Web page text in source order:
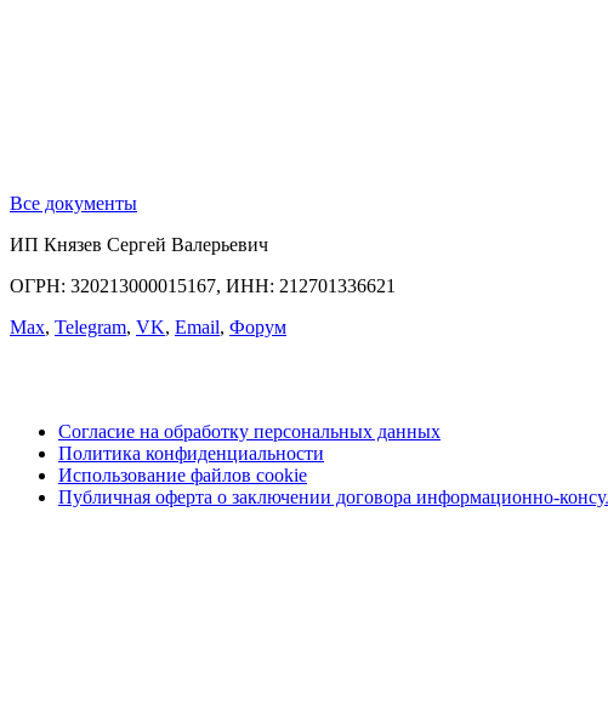
Все документы
ИП Князев Сергей Валерьевич
ОГРН: 320213000015167, ИНН: 212701336621
Max, Telegram, VK, Email, Форум
Согласие на обработку персональных данных
Политика конфиденциальности
Использование файлов cookie
Публичная оферта о заключении договора информационно-